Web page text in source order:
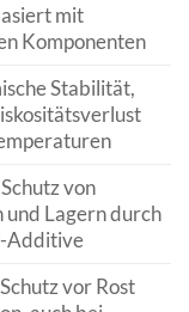
mit
Komponenten
Stabilität,
von
Lagern durch
Additive
vor Rost